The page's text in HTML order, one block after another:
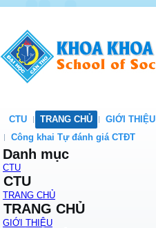
CTU TRANG CHỦ GIỚI THIỆU
Công khai Tự đánh giá CTĐT
Danh mục
CTU
CTU
TRANG CHỦ
TRANG CHỦ
GIỚI THIỆU